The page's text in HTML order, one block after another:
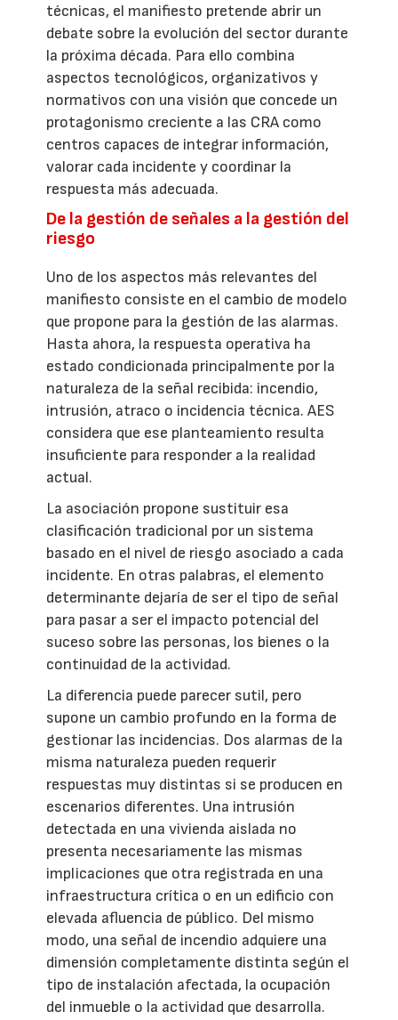
técnicas, el manifiesto pretende abrir un
debate sobre la evolución del sector durante
la próxima década. Para ello combina
aspectos tecnológicos, organizativos y
normativos con una visión que concede un
protagonismo creciente a las CRA como
centros capaces de integrar información,
valorar cada incidente y coordinar la
respuesta más adecuada.
De la gestión de señales a la gestión del
riesgo
Uno de los aspectos más relevantes del
manifiesto consiste en el cambio de modelo
que propone para la gestión de las alarmas.
Hasta ahora, la respuesta operativa ha
estado condicionada principalmente por la
naturaleza de la señal recibida: incendio,
intrusión, atraco o incidencia técnica. AES
considera que ese planteamiento resulta
insuficiente para responder a la realidad
actual.
La asociación propone sustituir esa
clasificación tradicional por un sistema
basado en el nivel de riesgo asociado a cada
incidente. En otras palabras, el elemento
determinante dejaría de ser el tipo de señal
para pasar a ser el impacto potencial del
suceso sobre las personas, los bienes o la
continuidad de la actividad.
La diferencia puede parecer sutil, pero
supone un cambio profundo en la forma de
gestionar las incidencias. Dos alarmas de la
misma naturaleza pueden requerir
respuestas muy distintas si se producen en
escenarios diferentes. Una intrusión
detectada en una vivienda aislada no
presenta necesariamente las mismas
implicaciones que otra registrada en una
infraestructura crítica o en un edificio con
elevada afluencia de público. Del mismo
modo, una señal de incendio adquiere una
dimensión completamente distinta según el
tipo de instalación afectada, la ocupación
del inmueble o la actividad que desarrolla.